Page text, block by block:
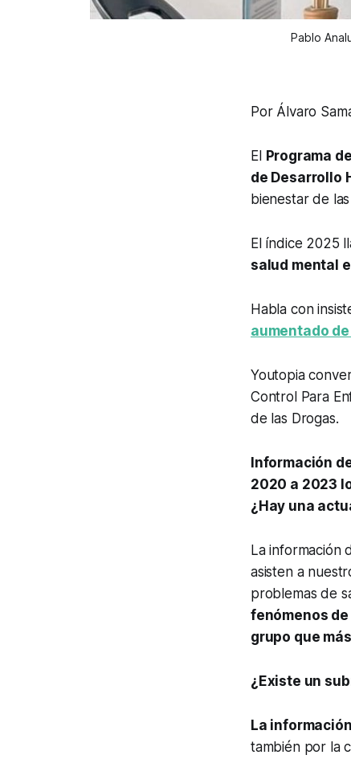
Pablo
Por Álvaro
El Programa
de Desarrollo
bienestar de
El índice 2025
salud mental
Habla con
aumentado
Youtopia
Control Para
de las Drogas.
Información
2020 a 2023
¿Hay una
La información
asisten a
problemas de
fenómenos
grupo que
¿Existe un
La
también por la